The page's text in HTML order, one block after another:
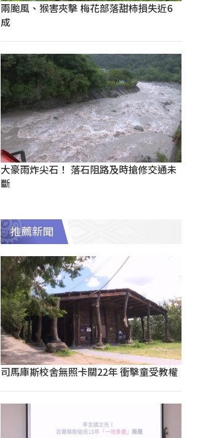
兩颱風、猴害夾擊 梅花部落甜柿損失近6
成
大豪雨炸尖石！ 落石阻路及時搶修交通未
斷
推薦新聞
司馬庫斯校舍無照卡關22年 衝擊童受教權